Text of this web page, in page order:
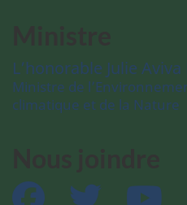
L’honorable Julie
Ministre de
climatique et de la Nature
Facebook Twitter